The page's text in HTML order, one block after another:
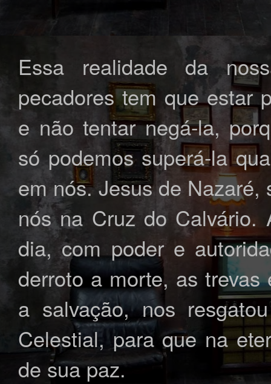
Essa realidade da
pecadores tem que estar
e não tentar negá-la,
só podemos superá-la
em nós. Jesus de
nós na Cruz do Calvário.
dia, com poder e
derroto a morte, as
a salvação, nos
Celestial, para que na
de sua paz.